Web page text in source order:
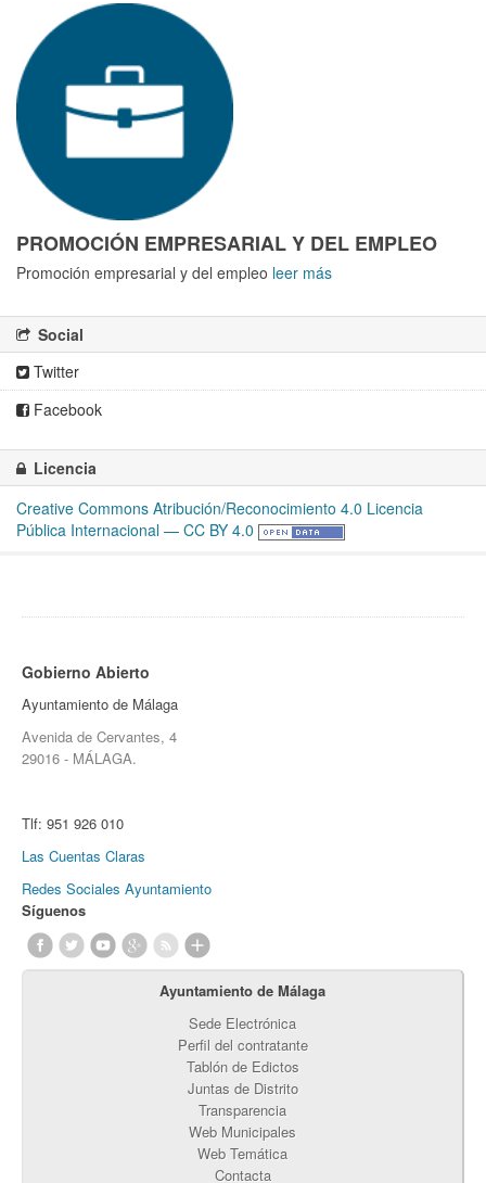
PROMOCIÓN EMPRESARIAL Y DEL EMPLEO
Promoción empresarial y del empleo leer más
Social
Twitter
Facebook
Licencia
Creative Commons Atribución/Reconocimiento 4.0 Licencia
Pública Internacional — CC BY 4.0
Gobierno Abierto
Ayuntamiento de Málaga
Avenida de Cervantes, 4
29016 - MÁLAGA.
Tlf: 951 926 010
Las Cuentas Claras
Redes Sociales Ayuntamiento
Síguenos
Ayuntamiento de Málaga
Sede Electrónica
Perfil del contratante
Tablón de Edictos
Juntas de Distrito
Transparencia
Web Municipales
Web Temática
Contacta